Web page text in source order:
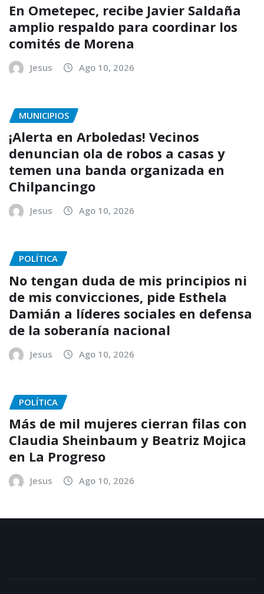
En Ometepec, recibe Javier Saldaña
amplio respaldo para coordinar los
comités de Morena
Jesus Ago 10, 2026
MUNICIPIOS
¡Alerta en Arboledas! Vecinos
denuncian ola de robos a casas y
temen una banda organizada en
Chilpancingo
Jesus Ago 10, 2026
POLÍTICA
No tengan duda de mis principios ni
de mis convicciones, pide Esthela
Damián a líderes sociales en defensa
de la soberanía nacional
Jesus Ago 10, 2026
POLÍTICA
Más de mil mujeres cierran filas con
Claudia Sheinbaum y Beatriz Mojica
en La Progreso
Jesus Ago 10, 2026